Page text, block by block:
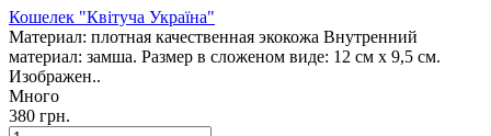
Кошелек "Квітуча Україна"
Материал: плотная качественная экокожа Внутренний
материал: замша. Размер в сложеном виде: 12 см х 9,5 см.
Изображен..
Много
380 грн.